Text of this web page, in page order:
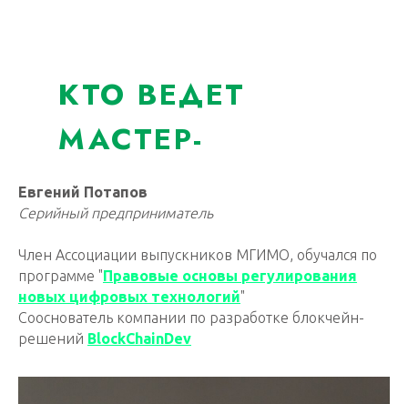
КТО ВЕДЕТ
МАСТЕР-
КЛАСС?
Евгений Потапов
Серийный предприниматель
Член Ассоциации выпускников МГИМО, обучался по
программе " Правовые основы регулирования
новых цифровых технологий"
Сооснователь компании по разработке блокчейн-
решений BlockChainDev